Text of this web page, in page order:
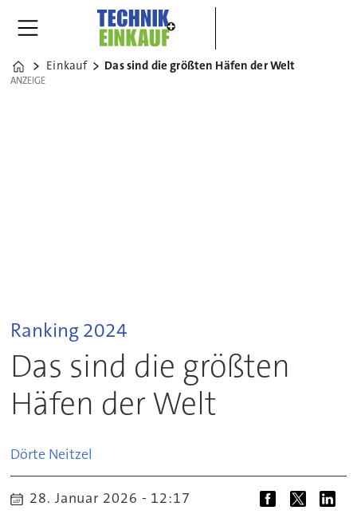
Home
Einkauf Das sind die größten Häfen der Welt
ANZEIGE
ANZEIGE
Ranking 2024
Das sind die größten
Häfen der Welt
Dörte Neitzel
28. Januar 2026 - 12:17